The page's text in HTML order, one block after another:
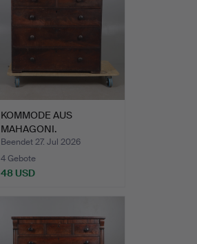
KOMMODE AUS
MAHAGONI.
Beendet 27. Jul 2026
4 Gebote
48 USD